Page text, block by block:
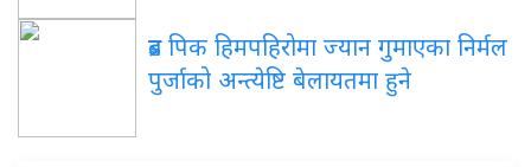
ब्रड पिक हिमपहिरोमा ज्यान गुमाएका निर्मल
पुर्जाको अन्त्येष्टि बेलायतमा हुने